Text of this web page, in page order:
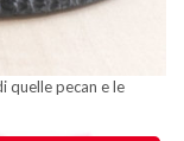
quelle pecan e le